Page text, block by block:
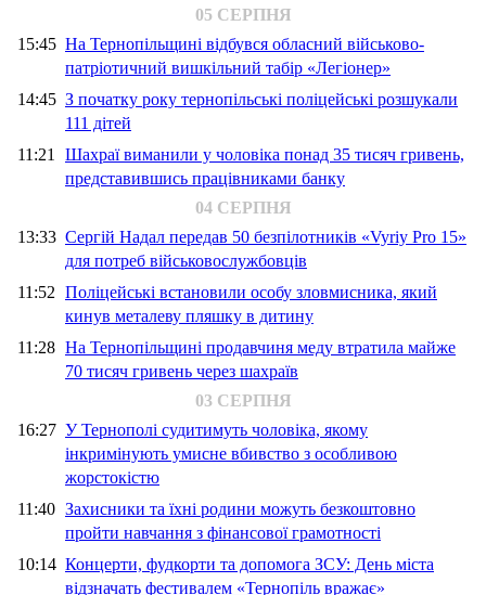
05 СЕРПНЯ
15:45 На Тернопільщині відбувся обласний військово-
патріотичний вишкільний табір «Легіонер»
14:45 З початку року тернопільські поліцейські розшукали
111 дітей
11:21 Шахраї виманили у чоловіка понад 35 тисяч гривень,
представившись працівниками банку
04 СЕРПНЯ
13:33 Сергій Надал передав 50 безпілотників «Vyriy Pro 15»
для потреб військовослужбовців
11:52 Поліцейські встановили особу зловмисника, який
кинув металеву пляшку в дитину
11:28 На Тернопільщині продавчиня меду втратила майже
70 тисяч гривень через шахраїв
03 СЕРПНЯ
16:27 У Тернополі судитимуть чоловіка, якому
інкримінують умисне вбивство з особливою
жорстокістю
11:40 Захисники та їхні родини можуть безкоштовно
пройти навчання з фінансової грамотності
10:14 Концерти, фудкорти та допомога ЗСУ: День міста
відзначать фестивалем «Тернопіль вражає»